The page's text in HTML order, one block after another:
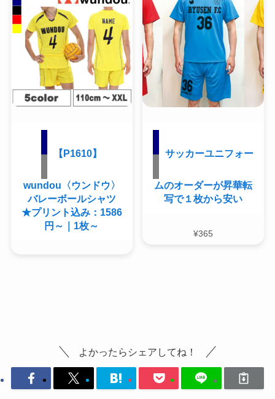
【P1610】
wundou〈ウンドウ〉
バレーボールシャツ
★プリント込み：1586
円～｜1枚～
サッカーユニフォー
ムのオーダーが昇華転
写で１枚から安い
¥365
よかったらシェアしてね！